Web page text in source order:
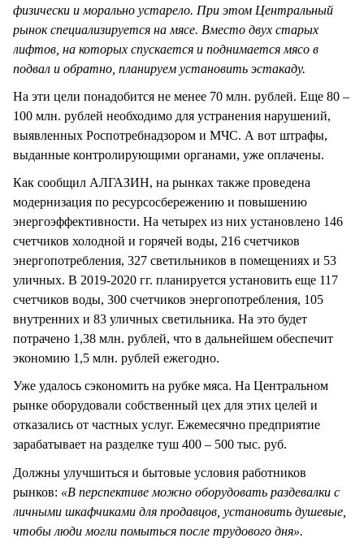
физически и морально устарело. При этом Центральный
рынок специализируется на мясе. Вместо двух старых
лифтов, на которых спускается и поднимается мясо в
подвал и обратно, планируем установить эстакаду.
На эти цели понадобится не менее 70 млн. рублей. Еще 80 –
100 млн. рублей необходимо для устранения нарушений,
выявленных Роспотребнадзором и МЧС. А вот штрафы,
выданные контролирующими органами, уже оплачены.
Как сообщил АЛГАЗИН, на рынках также проведена
модернизация по ресурсосбережению и повышению
энергоэффективности. На четырех из них установлено 146
счетчиков холодной и горячей воды, 216 счетчиков
энергопотребления, 327 светильников в помещениях и 53
уличных. В 2019-2020 гг. планируется установить еще 117
счетчиков воды, 300 счетчиков энергопотребления, 105
внутренних и 83 уличных светильника. На это будет
потрачено 1,38 млн. рублей, что в дальнейшем обеспечит
экономию 1,5 млн. рублей ежегодно.
Уже удалось сэкономить на рубке мяса. На Центральном
рынке оборудовали собственный цех для этих целей и
отказались от частных услуг. Ежемесячно предприятие
зарабатывает на разделке туш 400 – 500 тыс. руб.
Должны улучшиться и бытовые условия работников
рынков: «В перспективе можно оборудовать раздевалки с
личными шкафчиками для продавцов, установить душевые,
чтобы люди могли помыться после трудового дня».